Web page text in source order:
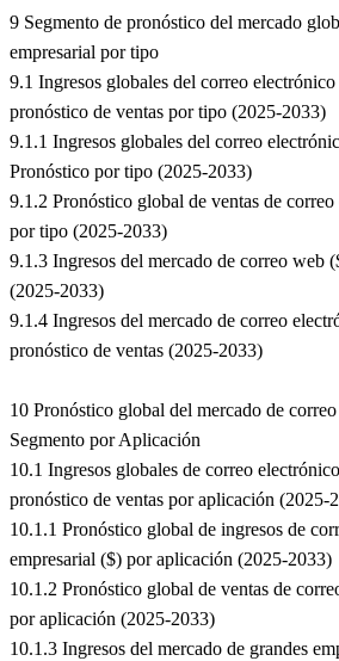
9 Segmento de pronóstico del mercado
empresarial por tipo
9.1 Ingresos globales del correo
pronóstico de ventas por tipo (2025-2033)
9.1.1 Ingresos globales del correo
Pronóstico por tipo (2025-2033)
9.1.2 Pronóstico global de ventas de
por tipo (2025-2033)
9.1.3 Ingresos del mercado de correo web
(2025-2033)
9.1.4 Ingresos del mercado de correo
pronóstico de ventas (2025-2033)
10 Pronóstico global del mercado de
Segmento por Aplicación
10.1 Ingresos globales de correo
pronóstico de ventas por aplicación (2025-
10.1.1 Pronóstico global de ingresos de
empresarial ($) por aplicación (2025-2033)
10.1.2 Pronóstico global de ventas de
por aplicación (2025-2033)
10.1.3 Ingresos del mercado de grandes